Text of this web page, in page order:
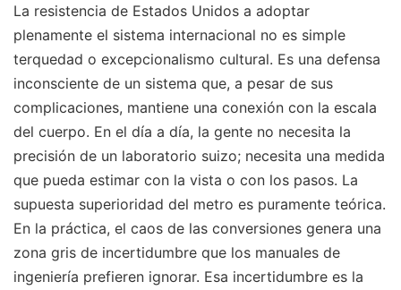
La resistencia de Estados Unidos a adoptar
plenamente el sistema internacional no es simple
terquedad o excepcionalismo cultural. Es una defensa
inconsciente de un sistema que, a pesar de sus
complicaciones, mantiene una conexión con la escala
del cuerpo. En el día a día, la gente no necesita la
precisión de un laboratorio suizo; necesita una medida
que pueda estimar con la vista o con los pasos. La
supuesta superioridad del metro es puramente teórica.
En la práctica, el caos de las conversiones genera una
zona gris de incertidumbre que los manuales de
ingeniería prefieren ignorar. Esa incertidumbre es la